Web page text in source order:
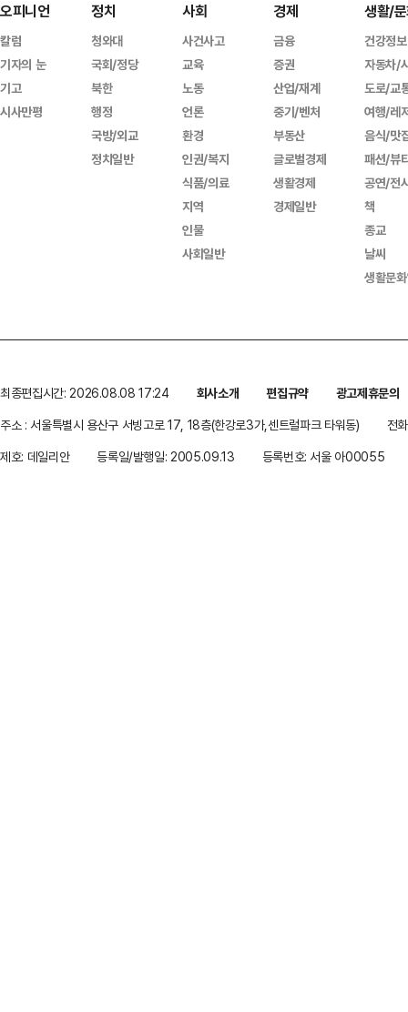
오피니언
칼럼
기자의 눈
기고
시사만평
정치
청와대
국회/정당
북한
행정
국방/외교
정치일반
사회
사건사고
교육
노동
언론
환경
인권/복지
식품/의료
지역
인물
사회일반
경제
금융
증권
산업/재계
중기/벤처
부동산
글로벌경제
생활경제
경제일반
생활/
건강정보
자동차/
도로/교
여행/레
음식/맛
패션/뷰
공연/전
책
종교
날씨
생활문
최종편집시간: 2026.08.08 17:24 회사소개 편집규약
광고제휴문의
주소 : 서울특별시 용산구 서빙고로 17, 18층(한강로3가,센트럴파크 타워동)
전
제호: 데일리안
등록일/발행일: 2005.09.13 등록번호: 서울 아00055